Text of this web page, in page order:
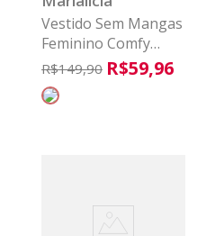
Vestido Sem Mangas
Feminino Comfy
Marialícia Laranja
R$149,90 R$59,96